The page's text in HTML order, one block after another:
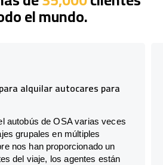
el mundo.
alquilar autocares para
autobús de OSA varias veces
grupales en múltiples
nos han proporcionado un
del viaje, los agentes están